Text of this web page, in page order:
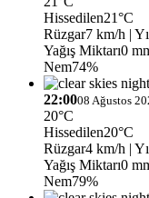
Hissedilen21°C
Rüzgar7 km/h |
Yağış Miktarı0
Nem74%
22:0008 Ağustos
20°C
Hissedilen20°C
Rüzgar4 km/h |
Yağış Miktarı0
Nem79%